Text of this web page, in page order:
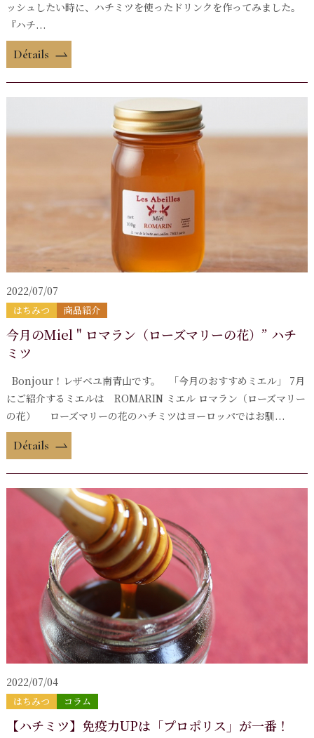
ッシュしたい時に、ハチミツを使ったドリンクを作ってみました。
『ハチ...
Détails
2022/07/07
はちみつ 商品紹介
今月のMiel " ロマラン（ローズマリーの花）” ハチ
ミツ
Bonjour！レザベユ南青山です。 「今月のおすすめミエル」 7月
にご紹介するミエルは ROMARIN ミエル ロマラン（ローズマリー
の花） ローズマリーの花のハチミツはヨーロッパではお馴...
Détails
2022/07/04
はちみつ コラム
【ハチミツ】免疫力UPは「プロポリス」が一番！